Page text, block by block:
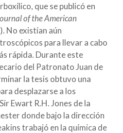
que se publicó en
of the American
No existían aún
para llevar a cabo
rápida. Durante este
del Patronato Juan de
la tesis obtuvo una
desplazarse a los
Ewart R.H. Jones de la
donde bajo la dirección
trabajó en la química de